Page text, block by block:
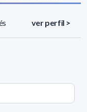
ver perfil >